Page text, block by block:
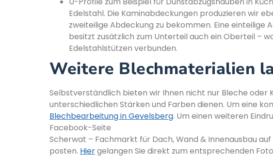
Edelstahl. Die Kaminabdeckungen produzieren wir
zweiteilige Abdeckung zu bekommen. Eine einteilige
besitzt zusätzlich zum Unterteil auch ein Oberteil –
Edelstahlstützen verbunden.
Weitere Blechmaterialien
Selbstverständlich bieten wir Ihnen nicht nur Bleche oder
unterschiedlichen Stärken und Farben dienen. Um eine
Blechbearbeitung in Gevelsberg. Um einen weiteren
Facebook-Seite
Scherwat – Fachmarkt für Dach, Wand & Innenausbau
posten. Hiergelangen Sie direkt zum entsprechenden